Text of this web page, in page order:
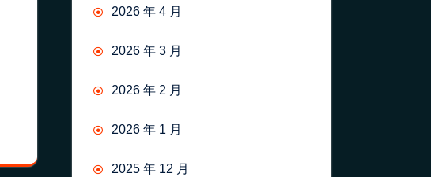
2026 年 4 月
2026 年 3 月
2026 年 2 月
2026 年 1 月
2025 年 12 月